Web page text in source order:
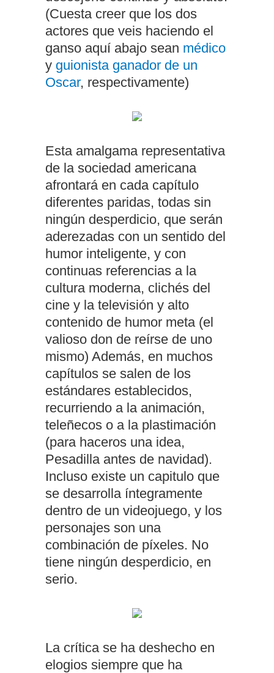
(Cuesta creer que los dos
actores que veis haciendo el
ganso aquí abajo sean médico
y guionista ganador de un
Oscar, respectivamente)
Esta amalgama representativa
de la sociedad americana
afrontará en cada capítulo
diferentes paridas, todas sin
ningún desperdicio, que serán
aderezadas con un sentido del
humor inteligente, y con
continuas referencias a la
cultura moderna, clichés del
cine y la televisión y alto
contenido de humor meta (el
valioso don de reírse de uno
mismo) Además, en muchos
capítulos se salen de los
estándares establecidos,
recurriendo a la animación,
teleñecos o a la plastimación
(para haceros una idea,
Pesadilla antes de navidad).
Incluso existe un capitulo que
se desarrolla íntegramente
dentro de un videojuego, y los
personajes son una
combinación de píxeles. No
tiene ningún desperdicio, en
serio.
La crítica se ha deshecho en
elogios siempre que ha